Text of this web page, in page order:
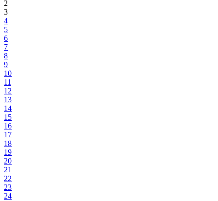
2
3
4
5
6
7
8
9
10
11
12
13
14
15
16
17
18
19
20
21
22
23
24